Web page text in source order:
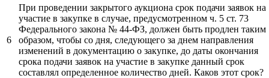
6
При проведении закрытого аукциона срок подачи заявок на
участие в закупке в случае, предусмотренном ч. 5 ст. 73
Федерального закона № 44-ФЗ, должен быть продлен таким
образом, чтобы со дня, следующего за днем направления
изменений в документацию о закупке, до даты окончания
срока подачи заявок на участие в закупке данный срок
составлял определенное количество дней. Каков этот срок?